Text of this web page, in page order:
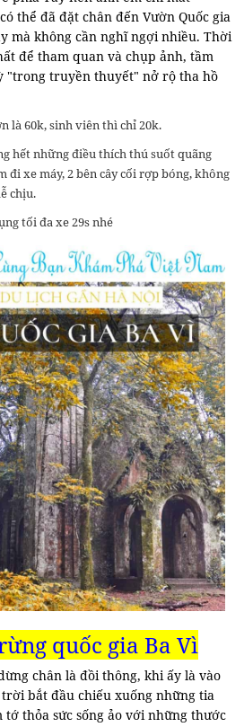
thể đã đặt chân đến Vườn Quốc gia
mà không cần nghĩ ngợi nhiều. Thời
để tham quan và chụp ảnh, tầm
"trong truyền thuyết" nở rộ tha hồ
là 60k, sinh viên thì chỉ 20k.
hết những điều thích thú suốt quãng
đi xe máy, 2 bên cây cối rợp bóng, không
chịu.
tối đa xe 29s nhé
quốc gia Ba Vì
chân là đồi thông, khi ấy là vào
bắt đầu chiếu xuống những tia
thỏa sức sống ảo với những thước